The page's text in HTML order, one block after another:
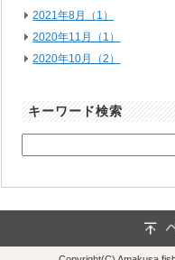
2021年8月（1）
2020年11月（1）
2020年10月（2）
キーワード検索